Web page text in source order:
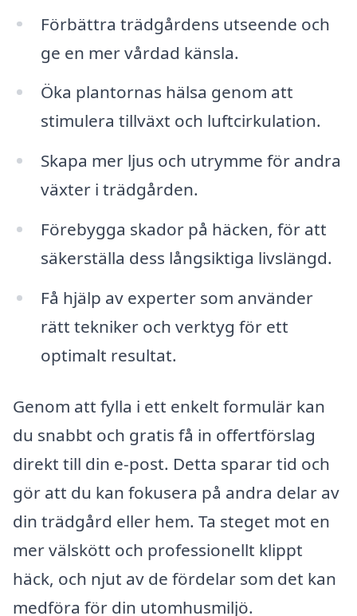
Förbättra trädgårdens utseende och
ge en mer vårdad känsla.
Öka plantornas hälsa genom att
stimulera tillväxt och luftcirkulation.
Skapa mer ljus och utrymme för andra
växter i trädgården.
Förebygga skador på häcken, för att
säkerställa dess långsiktiga livslängd.
Få hjälp av experter som använder
rätt tekniker och verktyg för ett
optimalt resultat.
Genom att fylla i ett enkelt formulär kan
du snabbt och gratis få in offertförslag
direkt till din e-post. Detta sparar tid och
gör att du kan fokusera på andra delar av
din trädgård eller hem. Ta steget mot en
mer välskött och professionellt klippt
häck, och njut av de fördelar som det kan
medföra för din utomhusmiljö.